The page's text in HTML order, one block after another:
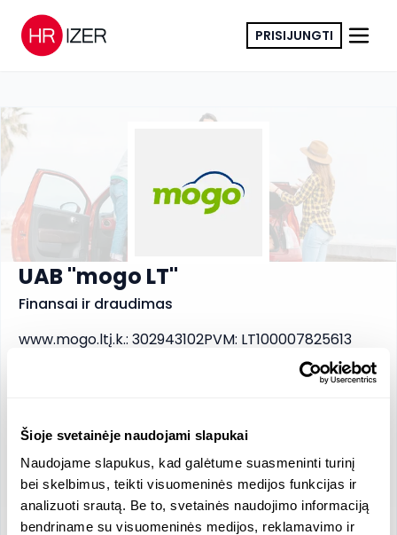
Šioje svetainėje naudojami slapukai
Naudojame slapukus, kad galėtume suasmeninti turinį
bei skelbimus, teikti visuomeninės medijos funkcijas ir
analizuoti srautą. Be to, svetainės naudojimo informaciją
bendriname su visuomeninės medijos, reklamavimo ir
PRISIJUNGTI
KOPIJUOTI NUORODĄ
UAB "mogo LT"
Finansai ir draudimas
www.mogo.ltį.k.: 302943102PVM: LT100007825613